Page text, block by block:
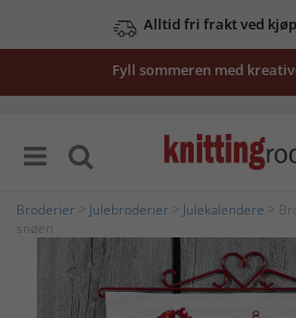
Alltid fri frakt ved
Fyll sommeren med
Broderier Julebroderier Julekalendere >
snøen